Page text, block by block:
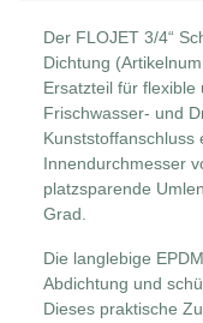
Der FLOJET 3/4“
Dichtung
Ersatzteil für flexible
Frischwasser- und
Kunststoffanschluss
Innendurchmesser
platzsparende
Grad.
Die langlebige
Abdichtung und
Dieses praktische